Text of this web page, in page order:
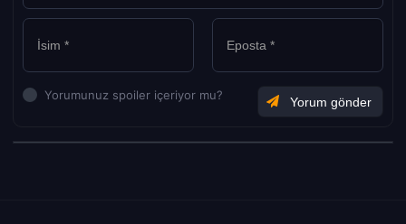
Yorumunuz spoiler içeriyor mu?